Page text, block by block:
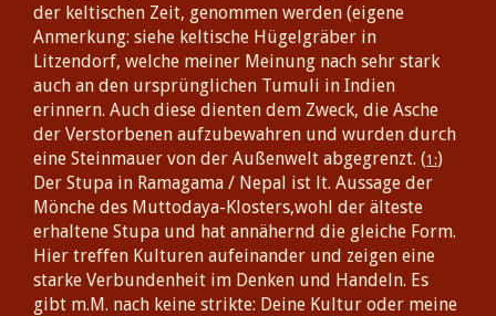
der keltischen Zeit, genommen werden (eigene
Anmerkung: siehe keltische Hügelgräber in
Litzendorf, welche meiner Meinung nach sehr stark
auch an den ursprünglichen Tumuli in Indien
erinnern. Auch diese dienten dem Zweck, die Asche
der Verstorbenen aufzubewahren und wurden durch
eine Steinmauer von der Außenwelt abgegrenzt. (1 )
Der Stupa in Ramagama / Nepal ist lt. Aussage der
Mönche des Muttodaya-Klosters,wohl der älteste
erhaltene Stupa und hat annähernd die gleiche Form.
Hier treffen Kulturen aufeinander und zeigen eine
starke Verbundenheit im Denken und Handeln. Es
gibt m.M. nach keine strikte: Deine Kultur oder meine